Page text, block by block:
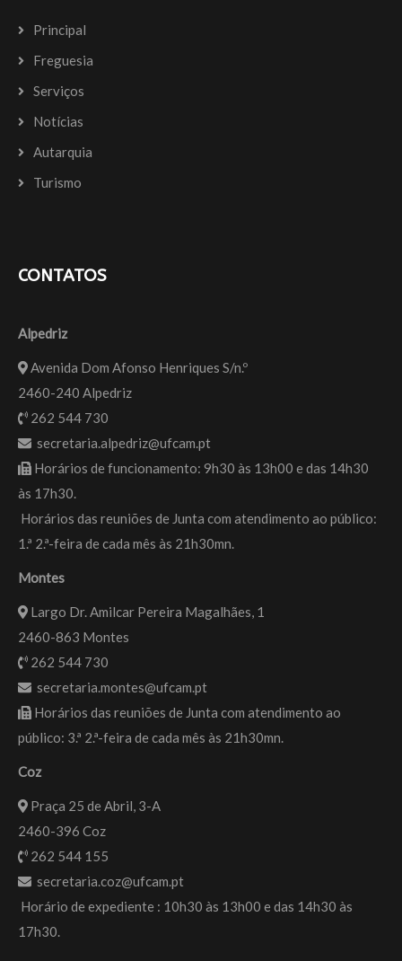
Principal
Freguesia
Serviços
Notícias
Autarquia
Turismo
CONTATOS
Alpedriz
Avenida Dom Afonso Henriques S/n.º
2460-240 Alpedriz
262 544 730
secretaria.alpedriz@ufcam.pt
Horários de funcionamento: 9h30 às 13h00 e das 14h30
às 17h30.
Horários das reuniões de Junta com atendimento ao público:
1.ª 2.ª-feira de cada mês às 21h30mn.
Montes
Largo Dr. Amilcar Pereira Magalhães, 1
2460-863 Montes
262 544 730
secretaria.montes@ufcam.pt
Horários das reuniões de Junta com atendimento ao
público: 3.ª 2.ª-feira de cada mês às 21h30mn.
Coz
Praça 25 de Abril, 3-A
2460-396 Coz
262 544 155
secretaria.coz@ufcam.pt
Horário de expediente : 10h30 às 13h00 e das 14h30 às
17h30.